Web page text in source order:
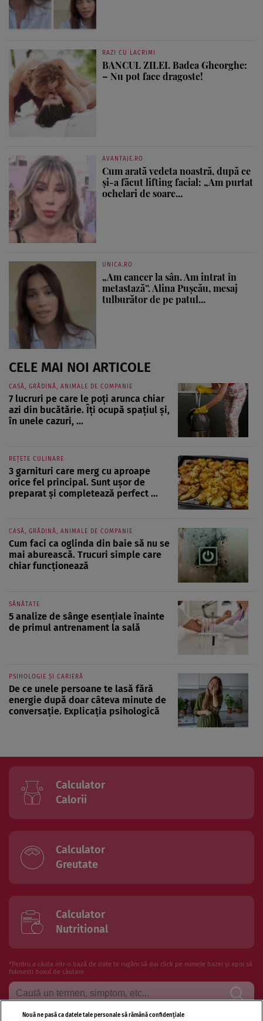
RAZI CU LACRIMI
BANCUL ZILEI. Badea Gheorghe:
– Nu pot face dragoste!
AVANTAJE.RO
Cum arată vedeta noastră, după ce
și-a făcut lifting facial: „Am purtat
ochelari de soare...
UNICA.RO
„Am cancer la sân. Am intrat în
metastază”. Alina Pușcău, mesaj
tulburător de pe patul...
CELE MAI NOI ARTICOLE
CASĂ, GRĂDINĂ, ANIMALE DE COMPANIE
7 lucruri pe care le poți arunca chiar
azi din bucătărie. Îți ocupă spațiul și,
în unele cazuri, ...
REȚETE CULINARE
3 garnituri care merg cu aproape
orice fel principal. Sunt ușor de
preparat și completează perfect ...
CASĂ, GRĂDINĂ, ANIMALE DE COMPANIE
Cum faci ca oglinda din baie să nu se
mai aburească. Trucuri simple care
chiar funcționează
SĂNĂTATE
5 analize de sânge esențiale înainte
de primul antrenament la sală
PSIHOLOGIE ȘI CARIERĂ
De ce unele persoane te lasă fără
energie după doar câteva minute de
conversație. Explicația psihologică
Calculator
Calorii
Calculator
Greutate
Calculator
Nutritional
*Pentru a căuta intr-o bază de date te rugăm să dai click pe numele bazei și apoi să
folosesti boxul de căutare
Nouă ne pasă ca datele tale personale să rămână confidențiale